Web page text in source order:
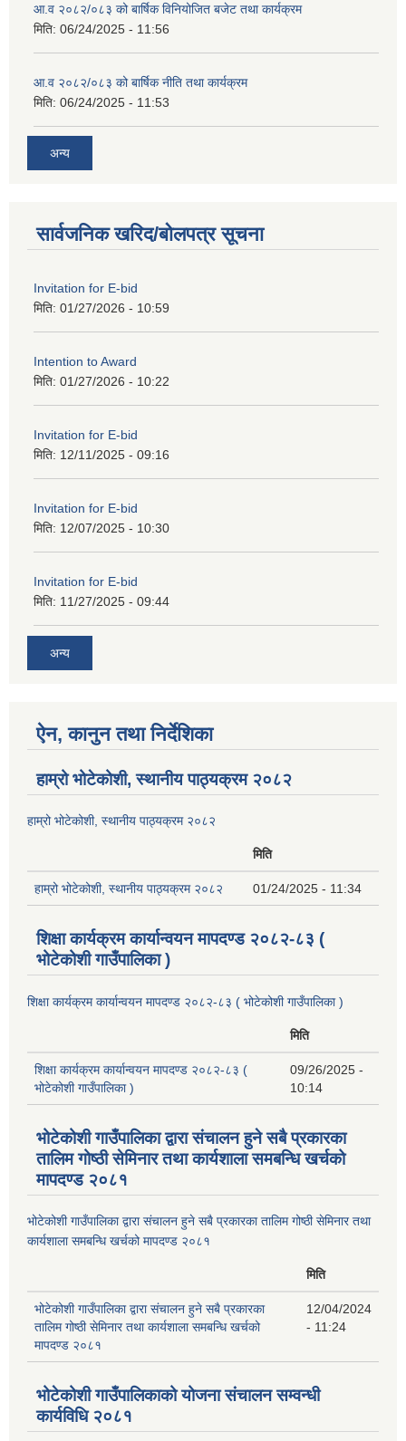
आ.व २०८२/०८३ को बार्षिक विनियोजित बजेट तथा कार्यक्रम
मिति: 06/24/2025 - 11:56
आ.व २०८२/०८३ को बार्षिक नीति तथा कार्यक्रम
मिति: 06/24/2025 - 11:53
अन्य
सार्वजनिक खरिद/बोलपत्र सूचना
Invitation for E-bid
मिति: 01/27/2026 - 10:59
Intention to Award
मिति: 01/27/2026 - 10:22
Invitation for E-bid
मिति: 12/11/2025 - 09:16
Invitation for E-bid
मिति: 12/07/2025 - 10:30
Invitation for E-bid
मिति: 11/27/2025 - 09:44
अन्य
ऐन, कानुन तथा निर्देशिका
हाम्रो भोटेकोशी, स्थानीय पाठ्यक्रम २०८२
हाम्रो भोटेकोशी, स्थानीय पाठ्यक्रम २०८२
मिति
हाम्रो भोटेकोशी, स्थानीय पाठ्यक्रम २०८२ 01/24/2025 - 11:34
शिक्षा कार्यक्रम कार्यान्वयन मापदण्ड २०८२-८३ (
भोटेकोशी गाउँपालिका )
शिक्षा कार्यक्रम कार्यान्वयन मापदण्ड २०८२-८३ ( भोटेकोशी गाउँपालिका )
मिति
शिक्षा कार्यक्रम कार्यान्वयन मापदण्ड २०८२-८३ (
भोटेकोशी गाउँपालिका )
09/26/2025 -
10:14
भोटेकोशी गाउँपालिका द्वारा संचालन हुने सबै प्रकारका
तालिम गोष्ठी सेमिनार तथा कार्यशाला समबन्धि खर्चको
मापदण्ड २०८१
भोटेकोशी गाउँपालिका द्वारा संचालन हुने सबै प्रकारका तालिम गोष्ठी सेमिनार तथा
कार्यशाला समबन्धि खर्चको मापदण्ड २०८१
मिति
भोटेकोशी गाउँपालिका द्वारा संचालन हुने सबै प्रकारका
तालिम गोष्ठी सेमिनार तथा कार्यशाला समबन्धि खर्चको
मापदण्ड २०८१
12/04/2024
- 11:24
भोटेकोशी गाउँपालिकाको योजना संचालन सम्वन्धी
कार्यविधि २०८१